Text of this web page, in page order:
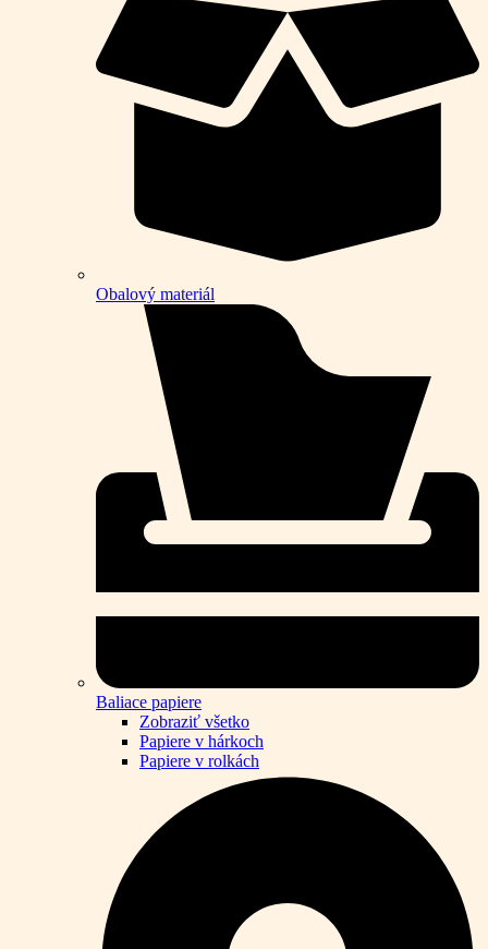
Obalový materiál
Baliace papiere
Zobraziť všetko
Papiere v hárkoch
Papiere v rolkách